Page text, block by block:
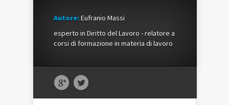
Autore:Eufranio Massi
esperto in Diritto del Lavoro - relatore a
corsi di formazione in materia di lavoro